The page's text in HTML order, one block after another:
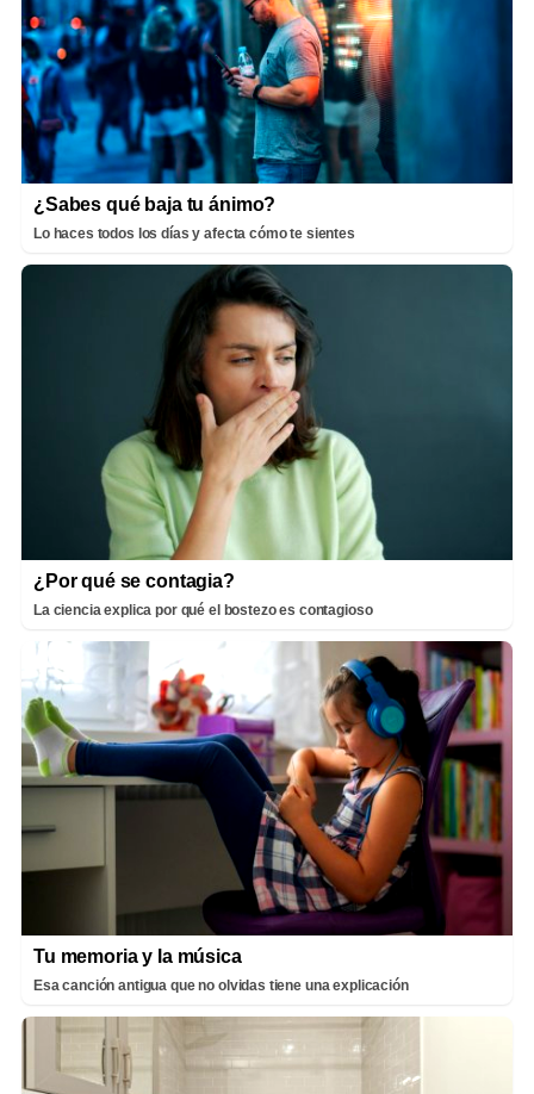
¿Sabes qué baja tu ánimo?
Lo haces todos los días y afecta cómo te sientes
¿Por qué se contagia?
La ciencia explica por qué el bostezo es contagioso
Tu memoria y la música
Esa canción antigua que no olvidas tiene una explicación